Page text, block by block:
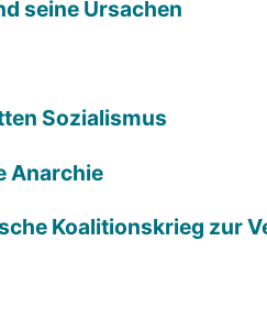
seine Ursachen
Sozialismus
Anarchie
Koalitionskrieg zur